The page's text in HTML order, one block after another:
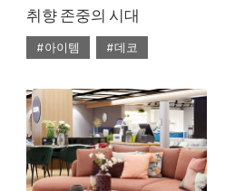
취향 존중의 시대
#아이템
#데코
#4월호 룩
#가구
#데코
#룩
#소품
#스타일링
#의자
#조명
#집 꾸미기